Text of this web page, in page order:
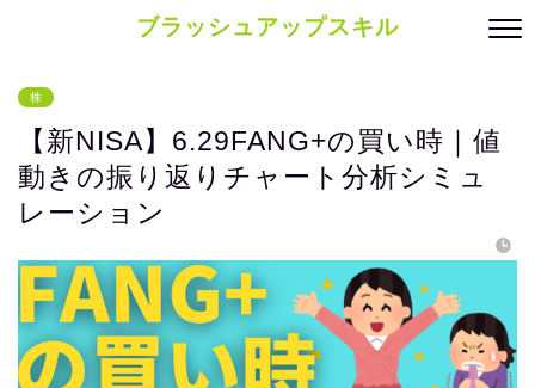
ブラッシュアップスキル
株
【新NISA】6.29FANG+の買い時｜値
動きの振り返りチャート分析シミュ
レーション